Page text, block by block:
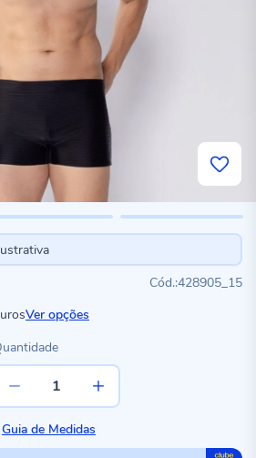
428905_15
Ver opções
Guia de Medidas